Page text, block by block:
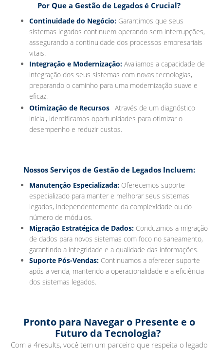
Por Que a Gestão de Legados é Crucial?
Continuidade do Negócio: Garantimos que seus
sistemas legados continuem operando sem interrupções,
assegurando a continuidade dos processos empresariais
vitais.
Integração e Modernização: Avaliamos a capacidade de
integração dos seus sistemas com novas tecnologias,
preparando o caminho para uma modernização suave e
eficaz.
Otimização de Recursos Através de um diagnóstico
inicial, identificamos oportunidades para otimizar o
desempenho e reduzir custos.
Nossos Serviços de Gestão de Legados Incluem:
Manutenção Especializada: Oferecemos suporte
especializado para manter e melhorar seus sistemas
legados, independentemente da complexidade ou do
número de módulos.
Migração Estratégica de Dados: Conduzimos a migração
de dados para novos sistemas com foco no saneamento,
garantindo a integridade e a qualidade das informações.
Suporte Pós-Vendas: Continuamos a oferecer suporte
após a venda, mantendo a operacionalidade e a eficiência
dos sistemas legados.
Pronto para Navegar o Presente e o
Futuro da Tecnologia?
Com a 4results, você tem um parceiro que respeita o legado